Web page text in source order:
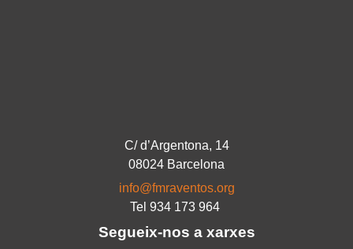
C/ d’Argentona, 14
08024 Barcelona
info@fmraventos.org
Tel 934 173 964
Segueix-nos a xarxes